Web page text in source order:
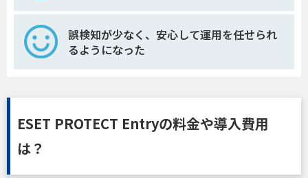
誤検知が少なく、安心して運用を任せられ
るようになった
ESET PROTECT Entryの料金や導入費用
は？